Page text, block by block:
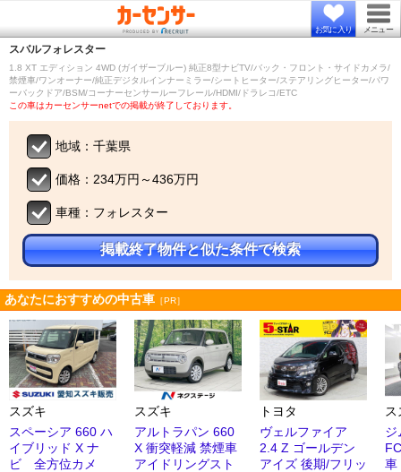
お気に入り メニュー
スバルフォレスター
1.8 XT エディション 4WD (ガイザーブルー) 純正8型ナビTV/バック・フロント・サイドカメラ/
禁煙車/ワンオーナー/純正デジタルインナーミラー/シートヒーター/ステアリングヒーター/パワ
ーバックドア/BSM/コーナーセンサールーフレール/HDMI/ドラレコ/ETC
この車はカーセンサーnetでの掲載が終了しております。
地域：千葉県
価格：234万円～436万円
車種：フォレスター
掲載終了物件と似た条件で検索
あなたにおすすめの中古車 ［PR］
スズキ
スペーシア 660 ハ
イブリッド X ナ
ビ 全方位カメ
スズキ
アルトラパン 660
X 衝突軽減 禁煙車
アイドリングスト
トヨタ
ヴェルファイア
2.4 Z ゴールデン
アイズ 後期/フリッ
ス
ジ
車